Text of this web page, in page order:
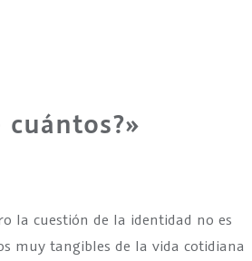
la cuestión de la identidad no es
muy tangibles de la vida cotidiana